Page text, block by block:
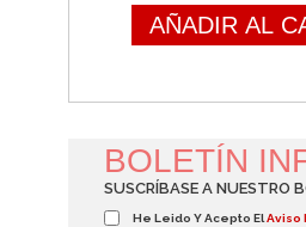
AÑADIR AL
BOLETÍN
SUSCRÍBASE A NUESTRO
He Leido Y Acepto ElAviso